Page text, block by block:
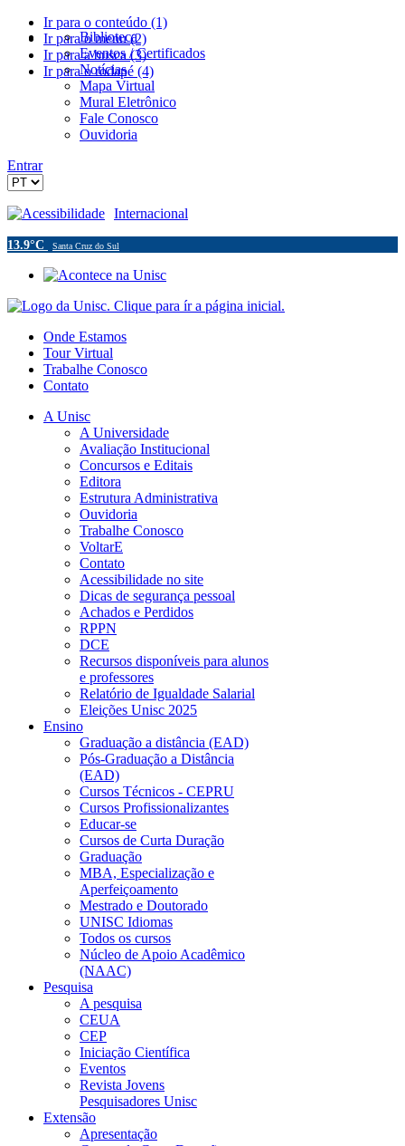
Ir para o conteúdo (1)
Ir para o menu (2)
Ir para a busca (3)
Ir para o rodapé (4)
Biblioteca
Eventos / Certificados
Notícias
Mapa Virtual
Mural Eletrônico
Fale Conosco
Ouvidoria
Entrar
Acessibilidade Internacional
13.9°C Santa Cruz do Sul
Onde Estamos
Tour Virtual
Trabalhe Conosco
Contato
A Unisc
A Universidade
Avaliação Institucional
Concursos e Editais
Editora
Estrutura Administrativa
Ouvidoria
Trabalhe Conosco
VoltarE
Contato
Acessibilidade no site
Dicas de segurança pessoal
Achados e Perdidos
RPPN
DCE
Recursos disponíveis para alunos
e professores
Relatório de Igualdade Salarial
Eleições Unisc 2025
Ensino
Graduação a distância (EAD)
Pós-Graduação a Distância
(EAD)
Cursos Técnicos - CEPRU
Cursos Profissionalizantes
Educar-se
Cursos de Curta Duração
Graduação
MBA, Especialização e
Aperfeiçoamento
Mestrado e Doutorado
UNISC Idiomas
Todos os cursos
Núcleo de Apoio Acadêmico
(NAAC)
Pesquisa
A pesquisa
CEUA
CEP
Iniciação Científica
Eventos
Revista Jovens
Pesquisadores Unisc
Extensão
Apresentação